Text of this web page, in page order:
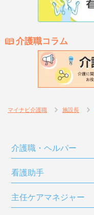
介護職コラム
マイナビ介護職 施設長
介護職・ヘルパー
看護助手
主任ケアマネジャー